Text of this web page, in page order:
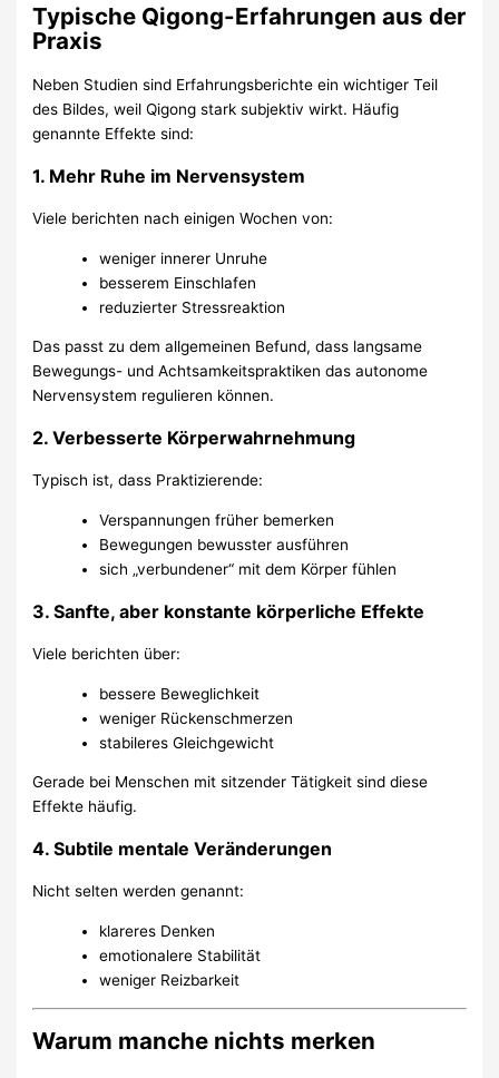
Typische Qigong-Erfahrungen aus der
Praxis
Neben Studien sind Erfahrungsberichte ein wichtiger Teil
des Bildes, weil Qigong stark subjektiv wirkt. Häufig
genannte Effekte sind:
1. Mehr Ruhe im Nervensystem
Viele berichten nach einigen Wochen von:
weniger innerer Unruhe
besserem Einschlafen
reduzierter Stressreaktion
Das passt zu dem allgemeinen Befund, dass langsame
Bewegungs- und Achtsamkeitspraktiken das autonome
Nervensystem regulieren können.
2. Verbesserte Körperwahrnehmung
Typisch ist, dass Praktizierende:
Verspannungen früher bemerken
Bewegungen bewusster ausführen
sich „verbundener“ mit dem Körper fühlen
3. Sanfte, aber konstante körperliche Effekte
Viele berichten über:
bessere Beweglichkeit
weniger Rückenschmerzen
stabileres Gleichgewicht
Gerade bei Menschen mit sitzender Tätigkeit sind diese
Effekte häufig.
4. Subtile mentale Veränderungen
Nicht selten werden genannt:
klareres Denken
emotionalere Stabilität
weniger Reizbarkeit
Warum manche nichts merken